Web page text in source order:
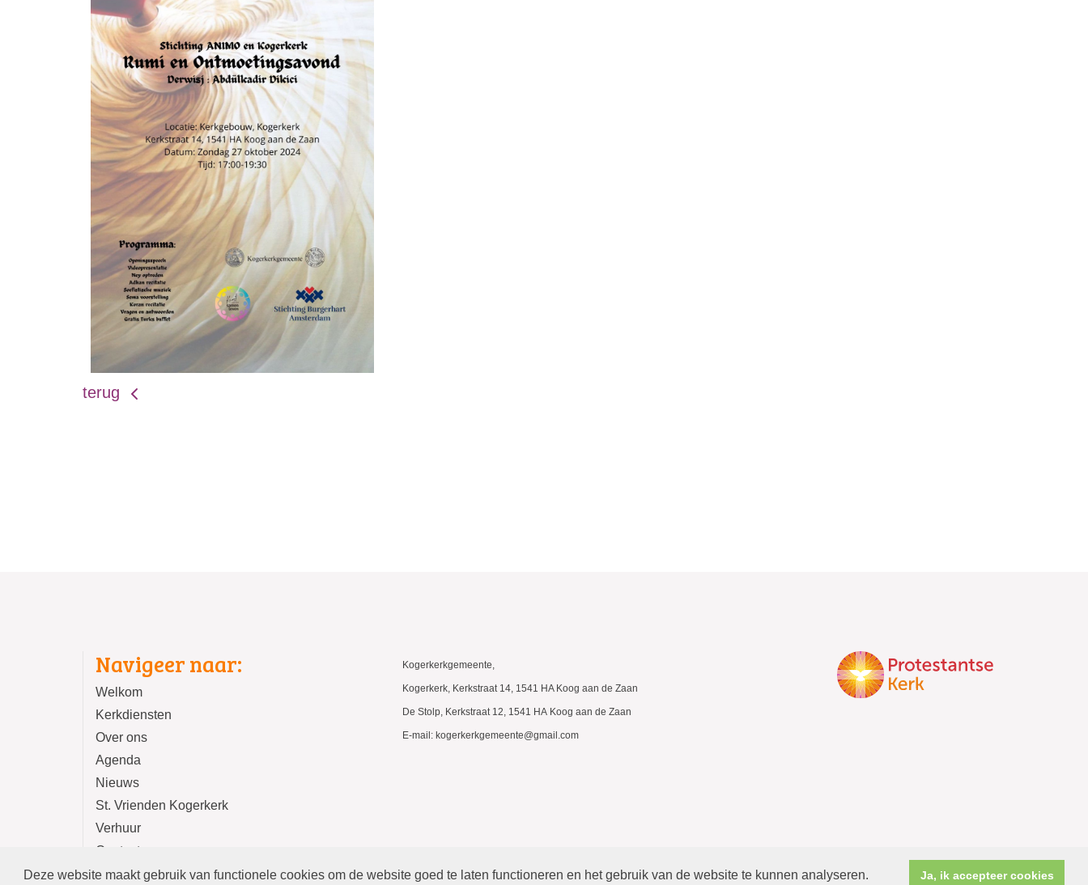
Deze website maakt gebruik van functionele cookies om de website goed te laten functioneren en het gebruik van de website te kunnen analyseren. Ja, ik accepteer cookies
terug
Navigeer naar:
Welkom
Kerkdiensten
Over ons
Agenda
Nieuws
St. Vrienden Kogerkerk
Verhuur
Contact
Kogerkerkgemeente,
Kogerkerk, Kerkstraat 14, 1541 HA Koog aan de Zaan
De Stolp, Kerkstraat 12, 1541 HA Koog aan de Zaan
E-mail: kogerkerkgemeente@gmail.com